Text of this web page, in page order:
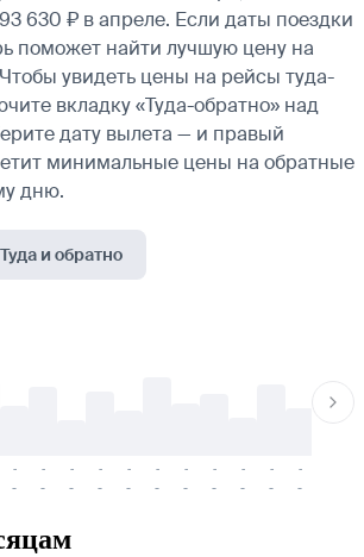
630 ₽ в апреле. Если даты поездки
поможет найти лучшую цену на
увидеть цены на рейсы туда-
вкладку «Туда-обратно» над
дату вылета — и правый
минимальные цены на обратные
дню.
Туда и обратно
-
-
-
-
-
-
-
-
-
-
-
-
-
-
-
-
-
-
-
-
-
-